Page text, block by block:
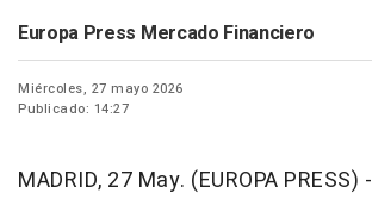
Europa Press Mercado Financiero
Miércoles, 27 mayo 2026
Publicado: 14:27
MADRID, 27 May. (EUROPA PRESS) -